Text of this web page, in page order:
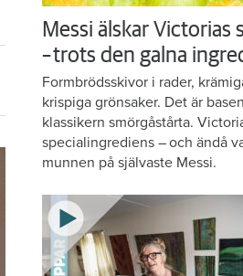
Messi älskar Victorias
– trots den galna
Formbrödsskivor i rader,
krispiga grönsaker. Det är
klassikern smörgåstårta.
specialingrediens – och ändå
munnen på självaste Messi.